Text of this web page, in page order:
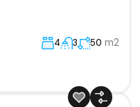
4 3 50 m2